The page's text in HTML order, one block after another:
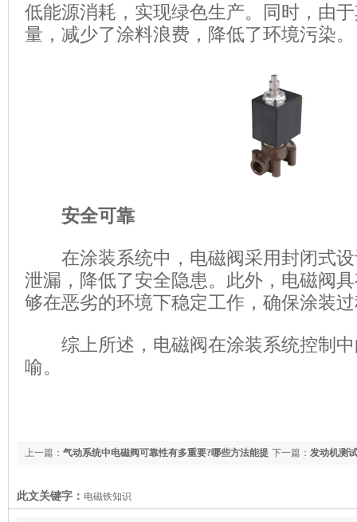
低能源消耗，实现绿色生产。同时，由
量，减少了涂料浪费，降低了环境污染。
安全可靠
在涂装系统中，电磁阀采用封闭式设
泄漏，降低了安全隐患。此外，电磁阀
够在恶劣的环境下稳定工作，确保涂装
综上所述，电磁阀在涂装系统控制中
喻。
下一篇： 发动机测
上一篇： 气动系统中电磁阀可靠性有多重要?哪些方法能提
此文关键字： 电磁铁知识